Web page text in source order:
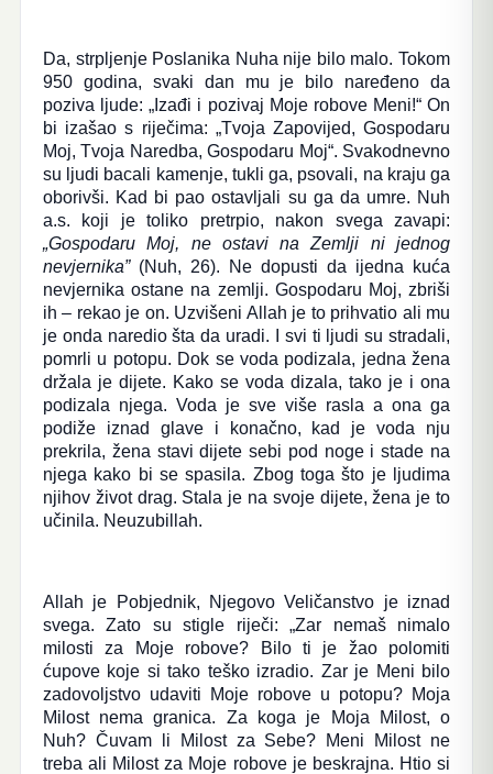
Da, strpljenje Poslanika Nuha nije bilo malo. Tokom
950 godina, svaki dan mu je bilo naređeno da
poziva ljude: „Izađi i pozivaj Moje robove Meni!“ On
bi izašao s riječima: „Tvoja Zapovijed, Gospodaru
Moj, Tvoja Naredba, Gospodaru Moj“. Svakodnevno
su ljudi bacali kamenje, tukli ga, psovali, na kraju ga
oborivši. Kad bi pao ostavljali su ga da umre. Nuh
a.s. koji je toliko pretrpio, nakon svega zavapi:
„Gospodaru Moj, ne ostavi na Zemlji ni jednog
nevjernika”(Nuh, 26). Ne dopusti da ijedna kuća
nevjernika ostane na zemlji. Gospodaru Moj, zbriši
ih – rekao je on. Uzvišeni Allah je to prihvatio ali mu
je onda naredio šta da uradi. I svi ti ljudi su stradali,
pomrli u potopu. Dok se voda podizala, jedna žena
držala je dijete. Kako se voda dizala, tako je i ona
podizala njega. Voda je sve više rasla a ona ga
podiže iznad glave i konačno, kad je voda nju
prekrila, žena stavi dijete sebi pod noge i stade na
njega kako bi se spasila. Zbog toga što je ljudima
njihov život drag. Stala je na svoje dijete, žena je to
učinila. Neuzubillah.
Allah je Pobjednik, Njegovo Veličanstvo je iznad
svega. Zato su stigle riječi: „Zar nemaš nimalo
milosti za Moje robove? Bilo ti je žao polomiti
ćupove koje si tako teško izradio. Zar je Meni bilo
zadovoljstvo udaviti Moje robove u potopu? Moja
Milost nema granica. Za koga je Moja Milost, o
Nuh? Čuvam li Milost za Sebe? Meni Milost ne
treba ali Milost za Moje robove je beskrajna. Htio si